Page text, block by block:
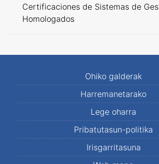
Certificaciones de Sistemas de
Homologados
Ohiko galderak
Harremanetarako
Lege oharra
Pribatutasun-politika
Irisgarritasuna